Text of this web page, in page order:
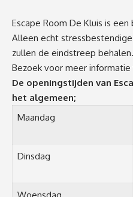
Escape Room De Kluis is
Alleen echt
zullen de eindstreep
Bezoek voor meer informatie
De openingstijden van
het algemeen;
Maandag
Dinsdag